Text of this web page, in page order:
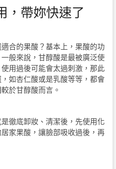
，帶妳快速了
合的果酸？基本上，果酸的功
般來說，甘醇酸是最被廣泛使
用過後可能會太過刺激，那此
如杏仁酸或是乳酸等等，都會
於甘醇酸而言。
徹底卸妝、清潔後，先使用化
家果酸，讓臉部吸收過後，再